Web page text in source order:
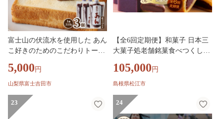
富士山の伏流水を使用した あん
こ好きのためのこだわりトース
プ付き）
5,000 円
山梨県富士吉田市
【全6回定期便】和菓子 日本三
大菓子処老舗銘菓食べつくしセ
さと納税 [ALGZ013]｜スイーツ
デザート 菓子処 菓子 詰め合わ
人気 和菓子 お菓子 食べ比べ 詰
合せ 詰め合わせ つめあわせ 老
105,000 円
島根県松江市
23 24